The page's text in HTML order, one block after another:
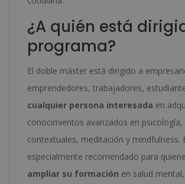
¿A quién está
programa?
El doble máster está dirigido a
emprendedores, trabajadores,
cualquier persona interesada en
conocimientos avanzados en psicología,
contextuales, meditación y mindfulness.
especialmente recomendado para
ampliar su formación en salud